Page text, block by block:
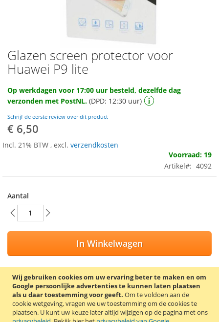
Wij gebruiken cookies om uw ervaring beter te maken en om
Google persoonlijke advertenties te kunnen laten plaatsen
als u daar toestemming voor geeft. Om te voldoen aan de
cookie wetgeving, vragen we uw toestemming om de cookies te
plaatsen. U kunt uw keuze later altijd wijzigen op de pagina met ons
Ga
naar
het
van
de
gallerij
Glazen screen protector voor
Huawei P9 lite
Op werkdagen voor 17:00 uur besteld, dezelfde dag
verzonden met PostNL. (DPD: 12:30 uur)
Schrijf de eerste review over dit product
€ 6,50
Incl. 21% BTW , excl. verzendkosten
Voorraad: 19
Artikel
4092
Aantal
In Winkelwagen
VOEG TOE AAN VERLANGLIJST
TOEVOEGEN OM TE VERGELIJKEN